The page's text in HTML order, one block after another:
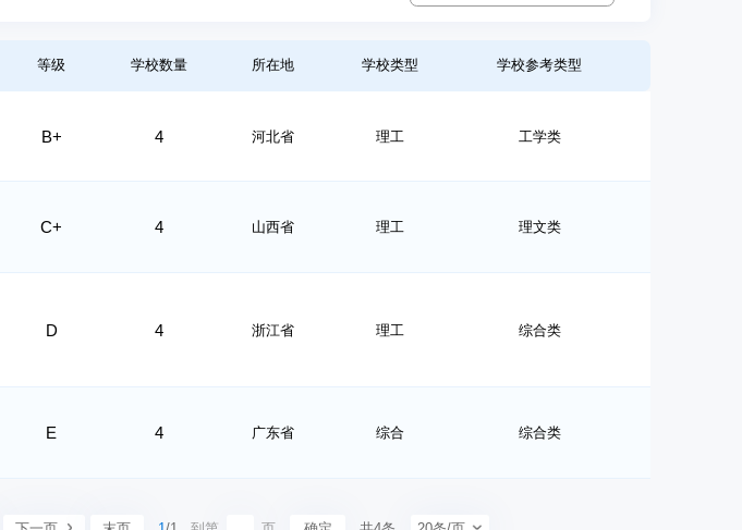
等级 学校数量 所在地 学校类型 学校参考类型
B+ 4 河北省 理工 工学类
C+ 4 山西省 理工 理文类
D 4 浙江省 理工 综合类
E 4 广东省 综合 综合类